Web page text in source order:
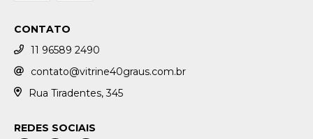
CONTATO
11 96589 2490
contato@vitrine40graus.com.br
Rua Tiradentes, 345
REDES SOCIAIS